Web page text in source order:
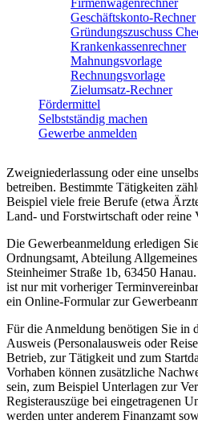
Firmenwagenrechner
Geschäftskonto-Rechner
Gründungszuschuss
Krankenkassenrechner
Mahnungsvorlage
Rechnungsvorlage
Zielumsatz-Rechner
Fördermittel
Selbstständig machen
Gewerbe anmelden
Zweigniederlassung oder eine
betreiben. Bestimmte Tätigkeiten
Beispiel viele freie Berufe (etwa
Land- und Forstwirtschaft oder reine
Die Gewerbeanmeldung erledigen
Ordnungsamt, Abteilung
Steinheimer Straße 1b, 63450
ist nur mit vorheriger
ein Online-Formular zur
Für die Anmeldung benötigen Sie in
Ausweis (Personalausweis oder
Betrieb, zur Tätigkeit und zum
Vorhaben können zusätzliche
sein, zum Beispiel Unterlagen zur
Registerauszüge bei eingetragenen
werden unter anderem Finanzamt